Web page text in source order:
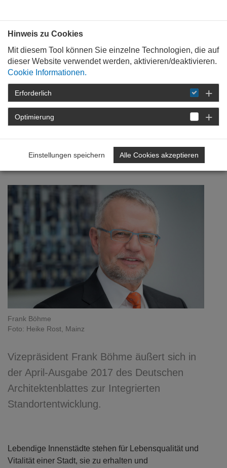
STARTSEITE DETAIL
Integrierte
Standortentwicklung
Frank Böhme
Foto: Heike Rost, Mainz
Vizepräsident Frank Böhme äußert sich in
der April-Ausgabe 2017 des Deutschen
Architektenblattes zur Integrierten
Standortentwicklung.
Lebendige Innenstädte stehen für Lebensqualität und
Vitalität einer Stadt, sie zu erhalten und
Hinweis zu Cookies
Mit diesem Tool können Sie einzelne Technologien, die auf
dieser Website verwendet werden, aktivieren/deaktivieren.
Cookie Informationen.
Erforderlich
Optimierung
Einstellungen speichern Alle Cookies akzeptieren